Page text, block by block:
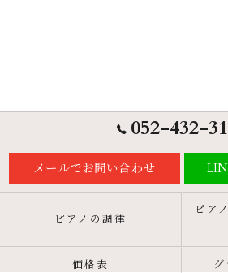
052-432-
メールでお問い合わせ
ピアノの調律
ピア
価格表